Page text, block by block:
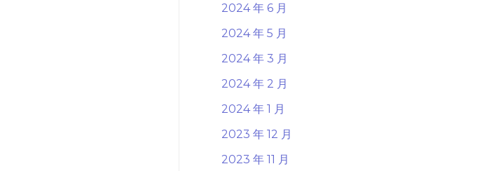
2024 年 6 月
2024 年 5 月
2024 年 3 月
2024 年 2 月
2024 年 1 月
2023 年 12 月
2023 年 11 月